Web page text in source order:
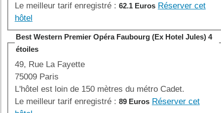
Le meilleur tarif enregistré : 62.1 Euros Réserver cet
hôtel
Best Western Premier Opéra Faubourg (Ex Hotel Jules) 4
étoiles
49, Rue La Fayette
75009 Paris
L'hôtel est loin de 150 mètres du métro Cadet.
Le meilleur tarif enregistré : 89 Euros Réserver cet